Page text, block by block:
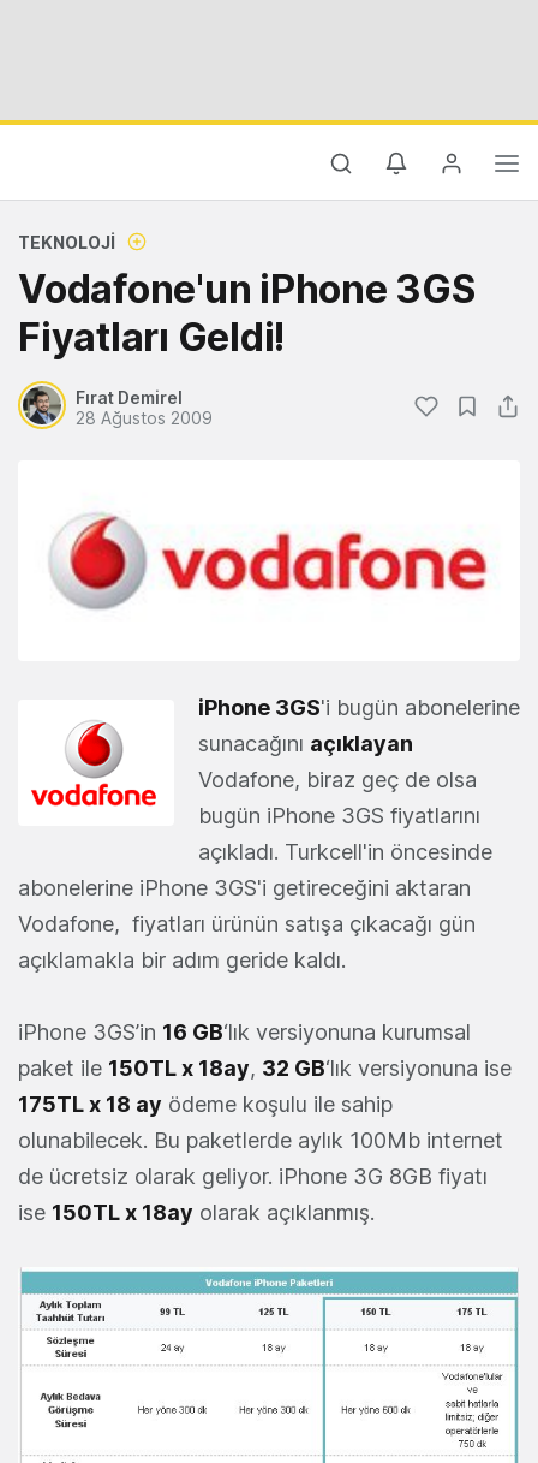
TEKNOLOJI
Vodafone'un iPhone 3GS
Fiyatları Geldi!
Fırat Demirel
28 Ağustos 2009
iPhone 3GS'i bugün abonelerine
sunacağını açıklayan
Vodafone, biraz geç de olsa
bugün iPhone 3GS fiyatlarını
açıkladı. Turkcell'in öncesinde
abonelerine iPhone 3GS'i getireceğini aktaran
Vodafone, fiyatları ürünün satışa çıkacağı gün
açıklamakla bir adım geride kaldı.
iPhone 3GS’in 16 GB‘lık versiyonuna kurumsal
paket ile 150TL x 18ay, 32 GB‘lık versiyonuna ise
175TL x 18 ay ödeme koşulu ile sahip
olunabilecek. Bu paketlerde aylık 100Mb internet
de ücretsiz olarak geliyor. iPhone 3G 8GB fiyatı
ise 150TL x 18ay olarak açıklanmış.